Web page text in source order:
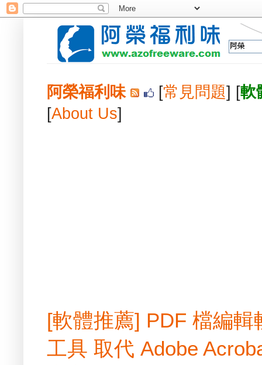
阿榮福利味 [常見問題] [軟
[About Us]
[軟體推薦] PDF 檔編
工具 取代 Adobe